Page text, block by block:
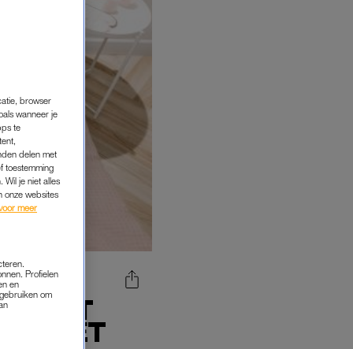
HET
HET
browser
wanneer je
te
delen met
toestemming
Wil je niet alles
onze websites
meer
Profielen
en
om